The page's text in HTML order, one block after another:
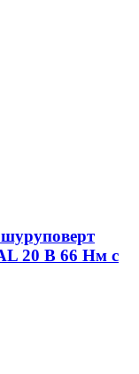
20 В 66 Нм с